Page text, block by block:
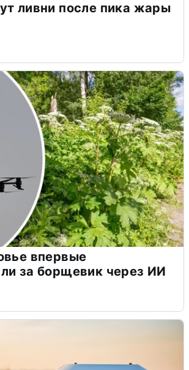
ливни после пика жары
впервые
за борщевик через ИИ